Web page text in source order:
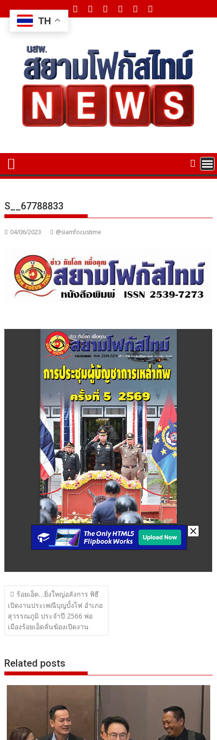
to
content
S__67788833
04/06/2023 @siamfocustime
แนะแนว
เรื่อง
ร้อยเอ็ด…ยิ่งใหญ่อลังการ พิธี
เปิดงานประเพณีบุญบั้งไฟ อำเภอ
สุวรรณภูมิ ประจำปี 2566 พ่อ
เมืองร้อยเอ็ดลั่นฆ้องเปิดงาน
Related posts
TH